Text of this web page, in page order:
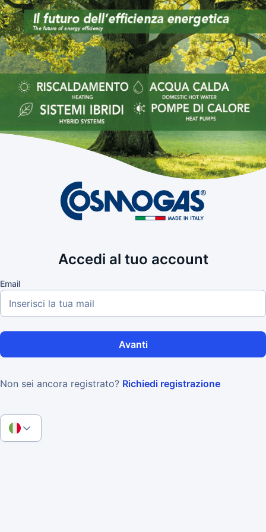
Accedi al tuo account
Email
Avanti
Non sei ancora registrato? Richiedi registrazione